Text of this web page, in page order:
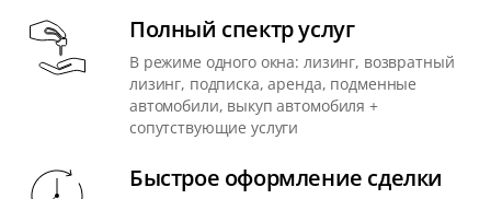
Полный спектр услуг
В режиме одного окна: лизинг, возвратный
лизинг, подписка, аренда, подменные
автомобили, выкуп автомобиля +
сопутствующие услуги
Быстрое оформление сделки